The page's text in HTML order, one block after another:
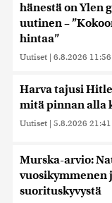
hänestä on Ylen
uutinen –
hintaa”
Uutiset | 6.8.2026 11:56
Harva tajusi
mitä pinnan alla
Uutiset | 5.8.2026 21:41
Murska-arvio:
vuosikymmenen
suorituskyvystä